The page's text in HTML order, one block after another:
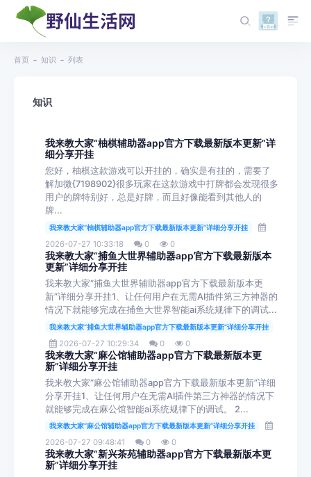
首页 知识 列表
知识
我来教大家“柚棋辅助器app官方下载最新版本更新”详
细分享开挂
您好，柚棋这款游戏可以开挂的，确实是有挂的，需要了
解加微{7198902}很多玩家在这款游戏中打牌都会发现很多
用户的牌特别好，总是好牌，而且好像能看到其他人的
牌...
我来教大家“柚棋辅助器app官方下载最新版本更新”详细分享开挂
2026-07-27 10:33:18 0 0
我来教大家“捕鱼大世界辅助器app官方下载最新版本
更新”详细分享开挂
我来教大家“捕鱼大世界辅助器app官方下载最新版本更
新”详细分享开挂1、让任何用户在无需AI插件第三方神器的
情况下就能够完成在捕鱼大世界智能ai系统规律下的调试...
我来教大家“捕鱼大世界辅助器app官方下载最新版本更新”详细分享开挂
2026-07-27 10:29:34 0 0
我来教大家“麻公馆辅助器app官方下载最新版本更
新”详细分享开挂
我来教大家“麻公馆辅助器app官方下载最新版本更新”详细
分享开挂1、让任何用户在无需AI插件第三方神器的情况下
就能够完成在麻公馆智能ai系统规律下的调试。 2...
我来教大家“麻公馆辅助器app官方下载最新版本更新”详细分享开挂
2026-07-27 09:48:41 0 0
我来教大家“新兴茶苑辅助器app官方下载最新版本更
新”详细分享开挂